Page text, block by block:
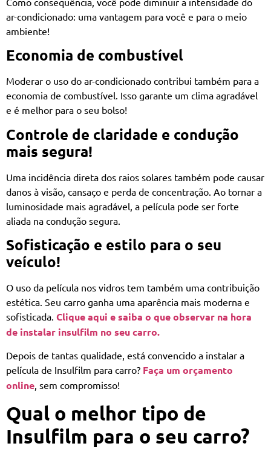
ar-condicionado: uma vantagem para você e para o meio
ambiente!
Economia de combustível
Moderar o uso do ar-condicionado contribui também para a
economia de combustível. Isso garante um clima agradável
e é melhor para o seu bolso!
Controle de claridade e condução
mais segura!
Uma incidência direta dos raios solares também pode causar
danos à visão, cansaço e perda de concentração. Ao tornar a
luminosidade mais agradável, a película pode ser forte
aliada na condução segura.
Sofisticação e estilo para o seu
veículo!
O uso da película nos vidros tem também uma contribuição
estética. Seu carro ganha uma aparência mais moderna e
sofisticada. Clique aqui e saiba o que observar na hora
de instalar insulfilm no seu carro.
Depois de tantas qualidade, está convencido a instalar a
película de Insulfilm para carro? Faça um orçamento
online, sem compromisso!
Qual o melhor tipo de
Insulfilm para o seu carro?